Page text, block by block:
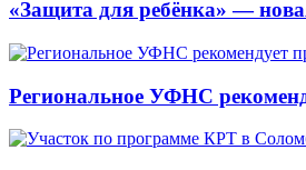
«Защита для ребёнка» —
Региональное УФНС